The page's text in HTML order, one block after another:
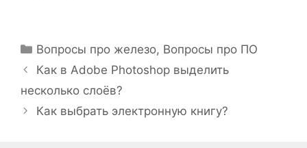
Рубрики
Вопросы про железо, Вопросы про ПО
Как в Adobe Photoshop выделить
несколько слоёв?
Как выбрать электронную книгу?